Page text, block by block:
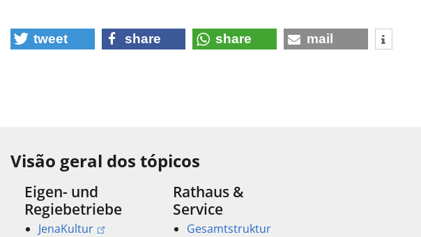
tweet share share mail
Visão geral dos tópicos
Eigen- und
Regiebetriebe
JenaKultur
Rathaus &
Service
Gesamtstruktur